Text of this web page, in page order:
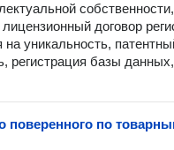
договор
на уникальность,
регистрация базы
поверенного по